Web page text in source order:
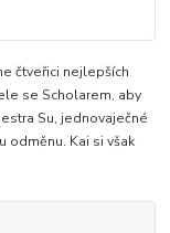
čtveřici nejlepších
se Scholarem, aby
Su, jednovaječné
odměnu. Kai si však